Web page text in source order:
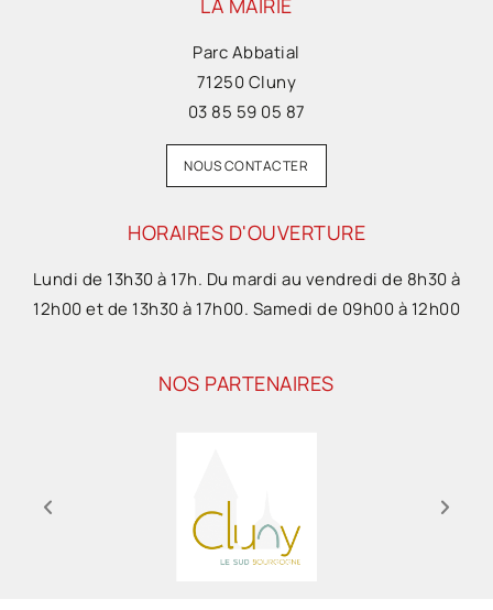
LA MAIRIE
Parc Abbatial
71250 Cluny
03 85 59 05 87
NOUS CONTACTER
HORAIRES D'OUVERTURE
Lundi de 13h30 à 17h. Du mardi au vendredi de 8h30 à
12h00 et de 13h30 à 17h00. Samedi de 09h00 à 12h00
NOS PARTENAIRES